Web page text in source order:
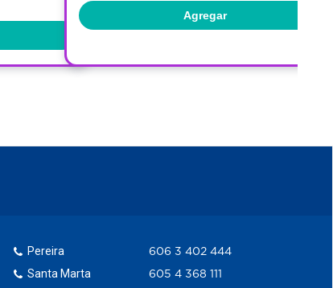
Agregar
Pereira
Santa Marta
606 3 402 444
605 4 368 111